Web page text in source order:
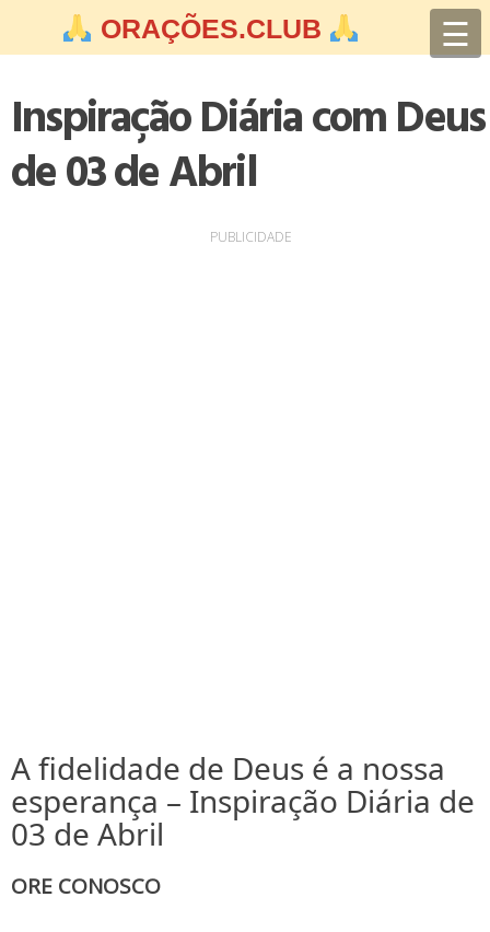
ORAÇÕES.CLUB ☰
Inspiração Diária com Deus
de 03 de Abril
PUBLICIDADE
A fidelidade de Deus é a nossa
esperança – Inspiração Diária de
03 de Abril
ORE CONOSCO